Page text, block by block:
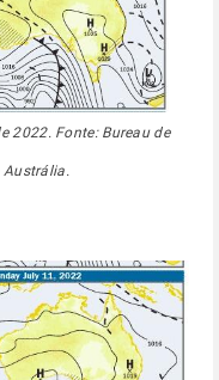
2022. Fonte: Bureau de
Austrália.